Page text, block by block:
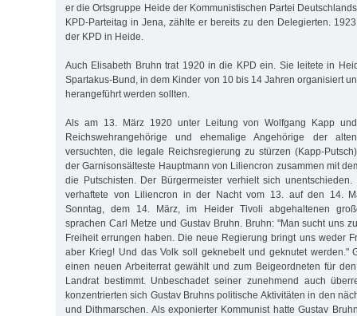
er die Ortsgruppe Heide der Kommunistischen Partei
KPD-Parteitag in Jena, zählte er bereits zu den Delegierten.
der KPD in Heide.
Auch Elisabeth Bruhn trat 1920 in die KPD ein. Sie leitete in
Spartakus-Bund, in dem Kinder von 10 bis 14 Jahren organisiert
herangeführt werden sollten.
Als am 13. März 1920 unter Leitung von Wolfgang Kapp
Reichswehrangehörige und ehemalige Angehörige der
versuchten, die legale Reichsregierung zu stürzen (Kapp-
der Garnisonsälteste Hauptmann von Liliencron zusammen mit
die Putschisten. Der Bürgermeister verhielt sich unentschieden.
verhaftete von Liliencron in der Nacht vom 13. auf den 14.
Sonntag, dem 14. März, im Heider Tivoli abgehaltenen
sprachen Carl Metze und Gustav Bruhn. Bruhn: "Man sucht uns
Freiheit errungen haben. Die neue Regierung bringt uns weder
aber Krieg! Und das Volk soll geknebelt und geknutet werden."
einen neuen Arbeiterrat gewählt und zum Beigeordneten für
Landrat bestimmt. Unbeschadet seiner zunehmend auch
konzentrierten sich Gustav Bruhns politische Aktivitäten in den
und Dithmarschen. Als exponierter Kommunist hatte Gustav